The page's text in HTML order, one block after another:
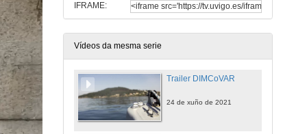
IFRAME:
Vídeos da mesma serie
Trailer DIMCoVAR
24 de xuño de 2021